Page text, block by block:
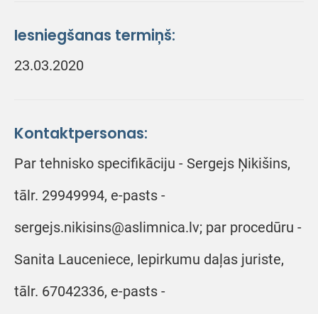
Iesniegšanas termiņš:
23.03.2020
Kontaktpersonas:
Par tehnisko specifikāciju - Sergejs Ņikišins,
tālr. 29949994, e-pasts -
sergejs.nikisins@aslimnica.lv; par procedūru -
Sanita Lauceniece, Iepirkumu daļas juriste,
tālr. 67042336, e-pasts -